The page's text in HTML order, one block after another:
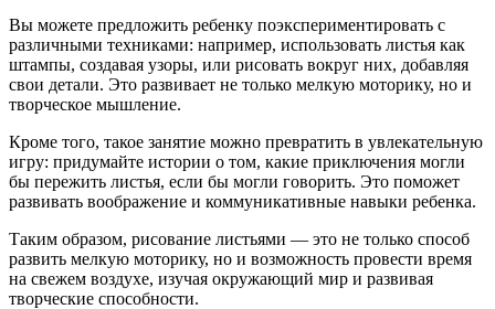
Вы можете предложить ребенку поэкспериментировать с
различными техниками: например, использовать листья как
штампы, создавая узоры, или рисовать вокруг них, добавляя
свои детали. Это развивает не только мелкую моторику, но и
творческое мышление.
Кроме того, такое занятие можно превратить в увлекательную
игру: придумайте истории о том, какие приключения могли
бы пережить листья, если бы могли говорить. Это поможет
развивать воображение и коммуникативные навыки ребенка.
Таким образом, рисование листьями — это не только способ
развить мелкую моторику, но и возможность провести время
на свежем воздухе, изучая окружающий мир и развивая
творческие способности.